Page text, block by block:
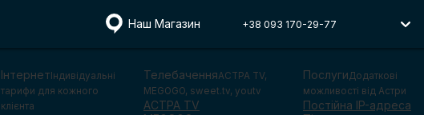
+38 093 170-29-77
Наш Магазин
Інтернет Індивідуальні
тарифи для кожного
клієнта
ТелебаченняАСТРА TV,
MEGOGO, sweet.tv, youtv
ACTPA TV
ПослугиДодаткові
можливості від Астри
Постійна IP-адреса